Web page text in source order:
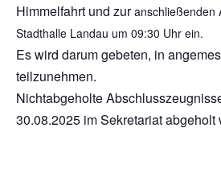
Himmelfahrt und zuranschließenden
Stadthalle Landau um 09:30 Uhr ein.
Es wird darum gebeten, in
teilzunehmen.
Nichtabgeholte
30.08.2025 im Sekretariat abgeholt